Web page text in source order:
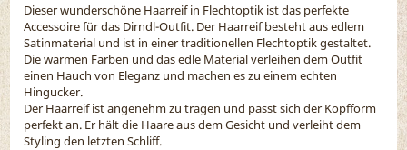
Dieser wunderschöne Haarreif in Flechtoptik ist das perfekte
Accessoire für das Dirndl-Outfit. Der Haarreif besteht aus edlem
Satinmaterial und ist in einer traditionellen Flechtoptik gestaltet.
Die warmen Farben und das edle Material verleihen dem Outfit
einen Hauch von Eleganz und machen es zu einem echten
Hingucker.
Der Haarreif ist angenehm zu tragen und passt sich der Kopfform
perfekt an. Er hält die Haare aus dem Gesicht und verleiht dem
Styling den letzten Schliff.